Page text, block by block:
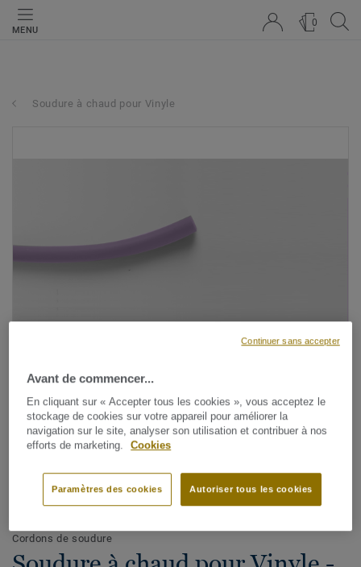
MENU
0
Soudure à chaud pour Vinyle
Voir tous les décors (1146)
Cordons de soudure
Avant de commencer...
En cliquant sur « Accepter tous les cookies », vous acceptez le
stockage de cookies sur votre appareil pour améliorer la
navigation sur le site, analyser son utilisation et contribuer à nos
efforts de marketing.
Cookies
Autoriser tous les cookies
Paramètres des cookies
Continuer sans accepter